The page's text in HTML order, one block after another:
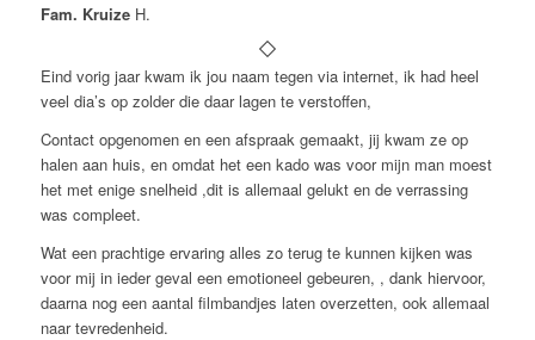
Fam. Kruize H.
Eind vorig jaar kwam ik jou naam tegen via internet, ik had heel
veel dia’s op zolder die daar lagen te verstoffen,
Contact opgenomen en een afspraak gemaakt, jij kwam ze op
halen aan huis, en omdat het een kado was voor mijn man moest
het met enige snelheid ,dit is allemaal gelukt en de verrassing
was compleet.
Wat een prachtige ervaring alles zo terug te kunnen kijken was
voor mij in ieder geval een emotioneel gebeuren, , dank hiervoor,
daarna nog een aantal filmbandjes laten overzetten, ook allemaal
naar tevredenheid.